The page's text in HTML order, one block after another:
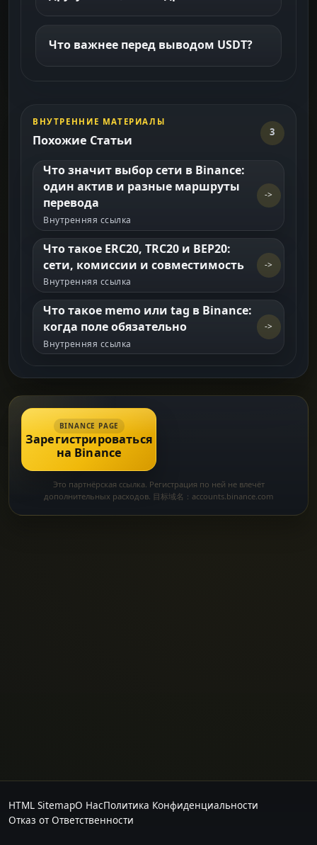
Что важнее перед выводом USDT?
ВНУТРЕННИЕ МАТЕРИАЛЫ
Похожие Статьи 3
Что значит выбор сети в Binance:
один актив и разные маршруты
перевода
Внутренняя ссылка
->
Что такое ERC20, TRC20 и BEP20:
сети, комиссии и совместимость
Внутренняя ссылка
->
Что такое memo или tag в Binance:
когда поле обязательно
Внутренняя ссылка
->
BINANCE PAGE
Зарегистрироваться
на Binance
Это партнёрская ссылка. Регистрация по ней не влечёт
дополнительных расходов. 目标域名：accounts.binance.com
HTML SitemapО НасПолитика Конфиденциальности
Отказ от Ответственности